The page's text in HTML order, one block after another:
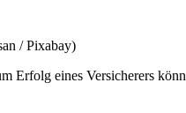
/ Pixabay)
Erfolg eines Versicherers